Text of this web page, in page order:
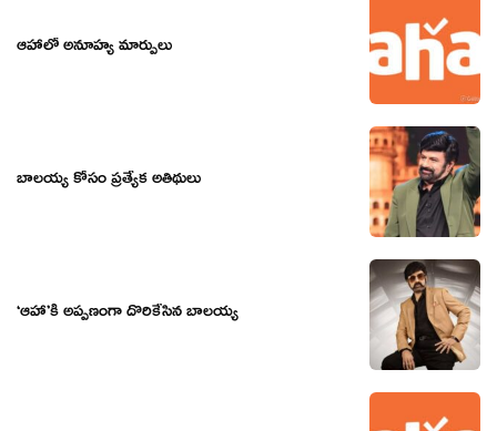
ఆహాలో అనూహ్య మార్పులు
బాలయ్య కోసం ప్రత్యేక అతిథులు
‘ఆహా’కి అప్పణంగా దొరికేసిన బాలయ్య